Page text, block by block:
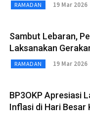
RAMADAN 19 Mar 2026
Sambut Lebaran,
Laksanakan
RAMADAN 19 Mar 2026
BP3OKP Apresiasi
Inflasi di Hari Besar